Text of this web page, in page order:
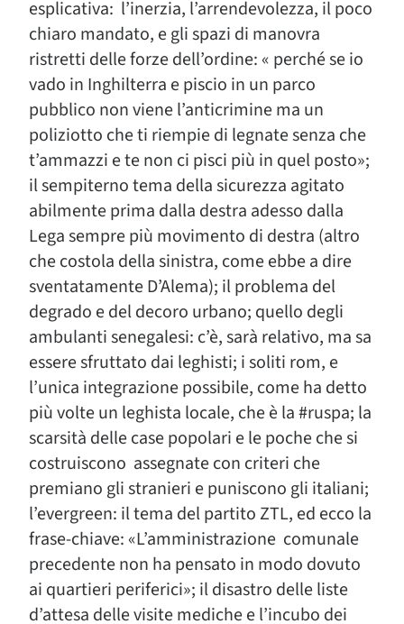
esplicativa: l’inerzia, l’arrendevolezza, il poco
chiaro mandato, e gli spazi di manovra
ristretti delle forze dell’ordine: « perché se io
vado in Inghilterra e piscio in un parco
pubblico non viene l’anticrimine ma un
poliziotto che ti riempie di legnate senza che
t’ammazzi e te non ci pisci più in quel posto»;
il sempiterno tema della sicurezza agitato
abilmente prima dalla destra adesso dalla
Lega sempre più movimento di destra (altro
che costola della sinistra, come ebbe a dire
sventatamente D’Alema); il problema del
degrado e del decoro urbano; quello degli
ambulanti senegalesi: c’è, sarà relativo, ma sa
essere sfruttato dai leghisti; i soliti rom, e
l’unica integrazione possibile, come ha detto
più volte un leghista locale, che è la #ruspa; la
scarsità delle case popolari e le poche che si
costruiscono assegnate con criteri che
premiano gli stranieri e puniscono gli italiani;
l’evergreen: il tema del partito ZTL, ed ecco la
frase-chiave: «L’amministrazione comunale
precedente non ha pensato in modo dovuto
ai quartieri periferici»; il disastro delle liste
d’attesa delle visite mediche e l’incubo dei